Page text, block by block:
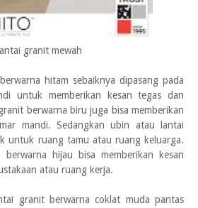
lantai granit mewah
hitam sebaiknya dipasang pada
untuk memberikan kesan tegas dan
berwarna biru juga bisa memberikan
mandi. Sedangkan ubin atau lantai
untuk ruang tamu atau ruang keluarga.
hijau bisa memberikan kesan
atau ruang kerja.
granit berwarna coklat muda pantas